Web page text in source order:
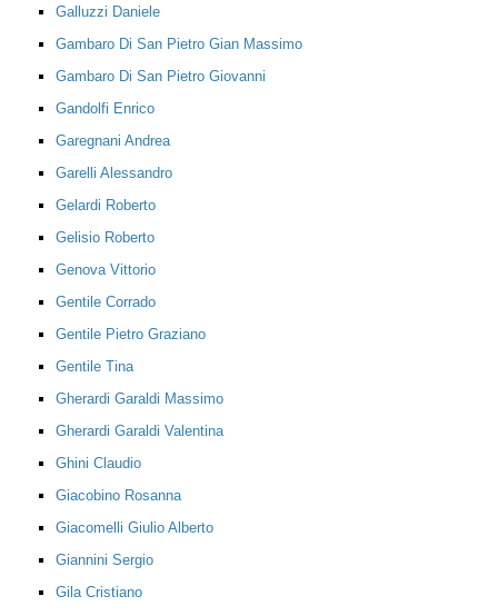
Galluzzi Daniele
Gambaro Di San Pietro Gian Massimo
Gambaro Di San Pietro Giovanni
Gandolfi Enrico
Garegnani Andrea
Garelli Alessandro
Gelardi Roberto
Gelisio Roberto
Genova Vittorio
Gentile Corrado
Gentile Pietro Graziano
Gentile Tina
Gherardi Garaldi Massimo
Gherardi Garaldi Valentina
Ghini Claudio
Giacobino Rosanna
Giacomelli Giulio Alberto
Giannini Sergio
Gila Cristiano